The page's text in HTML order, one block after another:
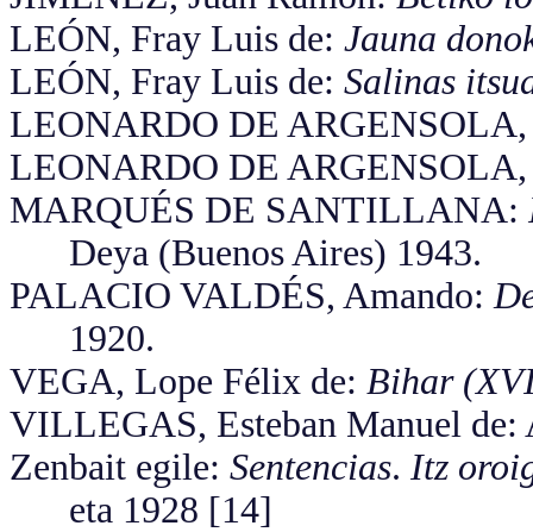
LEÓN, Fray Luis de: Jauna
LEÓN, Fray Luis de: Salinas
LEONARDO DE
LEONARDO DE
MARQUÉS DE SANTILLANA:
Deya (Buenos Aires) 1943.
PALACIO VALDÉS, Amando:
1920.
VEGA, Lope Félix de: Bihar
VILLEGAS, Esteban Manuel
Zenbait egile: Sentencias. Itz
eta 1928 [14]